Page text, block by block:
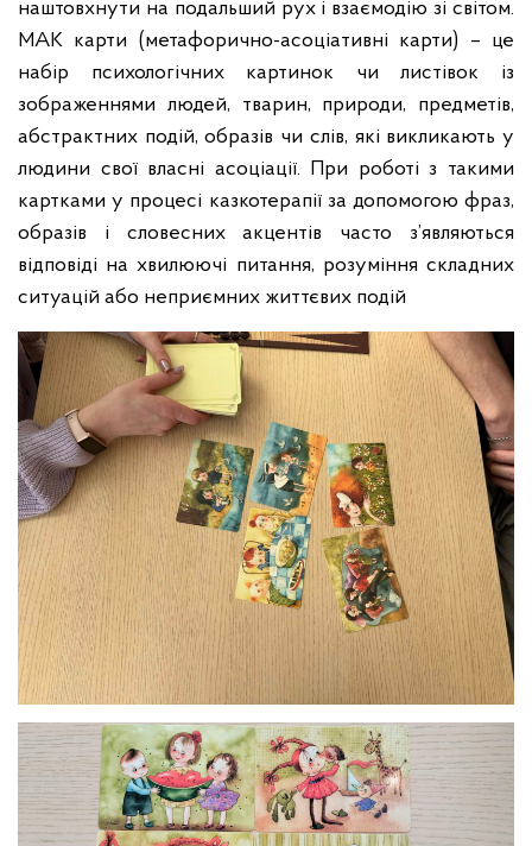
наштовхнути на подальший рух і взаємодію зі світом.
МАК карти (метафорично-асоціативні карти) – це
набір психологічних картинок чи листівок із
зображеннями людей, тварин, природи, предметів,
абстрактних подій, образів чи слів, які викликають у
людини свої власні асоціації. При роботі з такими
картками у процесі казкотерапії за допомогою фраз,
образів і словесних акцентів часто з’являються
відповіді на хвилюючі питання, розуміння складних
ситуацій або неприємних життєвих подій